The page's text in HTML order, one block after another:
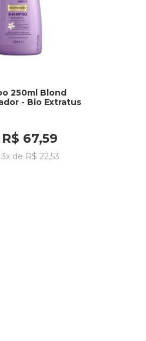
250ml Blond
- Bio Extratus
R$ 67,59
3x de R$ 22,53